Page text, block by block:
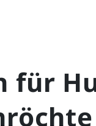
für